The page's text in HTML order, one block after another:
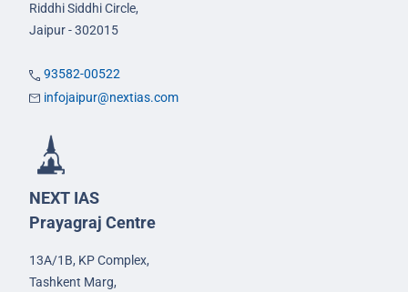
Riddhi Siddhi Circle,
Jaipur - 302015
93582-00522
infojaipur@nextias.com
NEXT IAS
Prayagraj Centre
13A/1B, KP Complex,
Tashkent Marg,